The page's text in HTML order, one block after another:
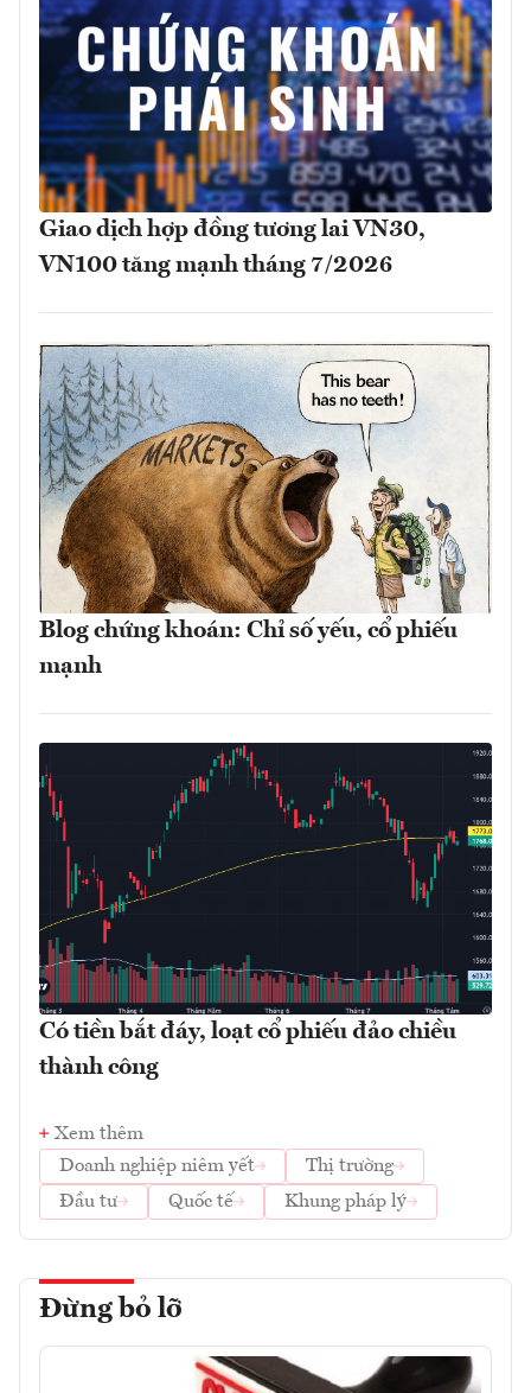
Giao dịch hợp đồng tương lai VN30,
VN100 tăng mạnh tháng 7/2026
Blog chứng khoán: Chỉ số yếu, cổ phiếu
mạnh
Có tiền bắt đáy, loạt cổ phiếu đảo chiều
thành công
Xem thêm
Doanh nghiệp niêm yết
Thị trường
Đầu tư
Quốc tế Khung pháp lý
Đừng bỏ lỡ